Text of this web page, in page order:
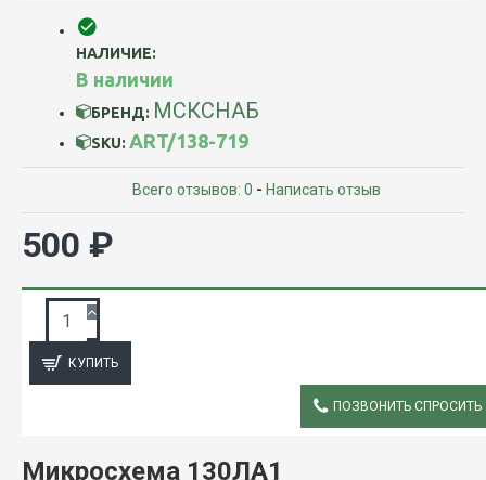
НАЛИЧИЕ:
В наличии
БРЕНД: МСКСНАБ
SKU: ART/138-719
Всего отзывов: 0 - Написать отзыв
500 ₽
КУПИТЬ
ПОЗВОНИТЬ СПРОСИТЬ
Микросхема 130ЛА1